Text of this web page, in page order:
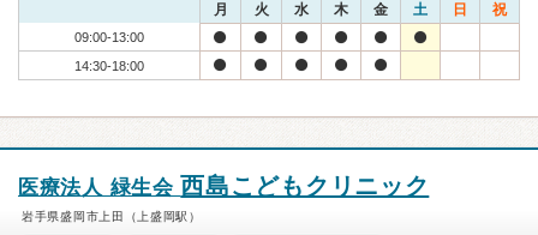
月 火 水 木 金 土 日 祝
09:00-13:00
14:30-18:00
医療法人 緑生会 西島こどもクリニック
岩手県盛岡市上田（上盛岡駅）